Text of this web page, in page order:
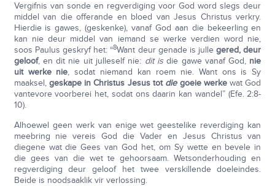
Vergifnis van sonde en regverdiging voor God word slegs deur
middel van die offerande en bloed van Jesus Christus verkry.
Hierdie is gawes, (geskenke), vanaf God aan die bekeerling en
kan nie deur middel van iemand se werke verdien word nie,
soos Paulus geskryf het: “8Want deur genade is jullegered, deur
geloof, en dit nie uit julleself nie: dit isdie gawe vanaf God, nie
uit werke nie, sodat niemand kan roem nie. Want ons is Sy
maaksel, geskape in Christus Jesus tot die goeie werkewat God
vantevore voorberei het, sodat ons daarin kan wandel” (Efe. 2:8-
10).
Alhoewel geen werk van enige wet geestelike reverdiging kan
meebring nie vereis God die Vader en Jesus Christus van
diegene wat die Gees van God het, om Sy wette en bevele in
die gees van die wet te gehoorsaam. Wetsonderhouding en
regverdiging deur geloof het twee verskillende doeleindes.
Beide is noodsaaklik vir verlossing.